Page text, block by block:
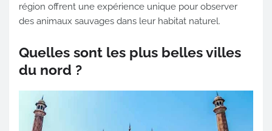
région offrent une expérience unique pour observer
des animaux sauvages dans leur habitat naturel.
Quelles sont les plus belles villes
du nord ?